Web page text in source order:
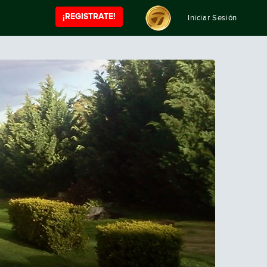
Iniciar Sesión
¡REGISTRATE!